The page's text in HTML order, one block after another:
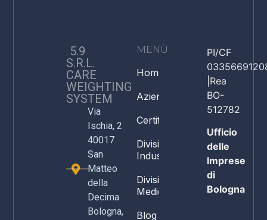
5.9
S.R.L.
CARE
WEIGHTING
SYSTEM
Via
Ischia, 2
40017
San
Matteo
della
Decima
Bologna,
MENÙ
Home
Azienda
Certificazioni
Divisione
Industria
Divisione
Medicale
Blog
PI/CF
|Rea
BO-
512782
Ufficio
delle
Imprese
di
Bologna